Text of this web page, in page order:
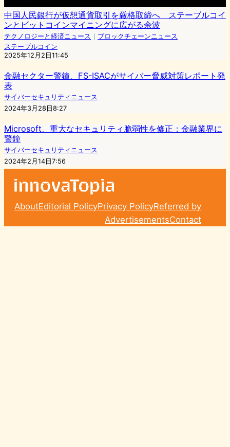
中国人民銀行が仮想通貨取引を厳格取締へ ステーブルコイ
ンとビットコインマイニングに広がる余波
テクノロジーと経済ニュース ｜ ブロックチェーンニュース
ステーブルコイン
2025年12月2日11:45
金融セクター警鐘、FS-ISACがサイバー脅威対策レポート発
表
サイバーセキュリティニュース
2024年3月28日8:27
Microsoft、重大なセキュリティ脆弱性を修正：金融業界に
警鐘
サイバーセキュリティニュース
2024年2月14日7:56
AboutEditorial PolicyPrivacy PolicyReferred by
AdvertisementsContact